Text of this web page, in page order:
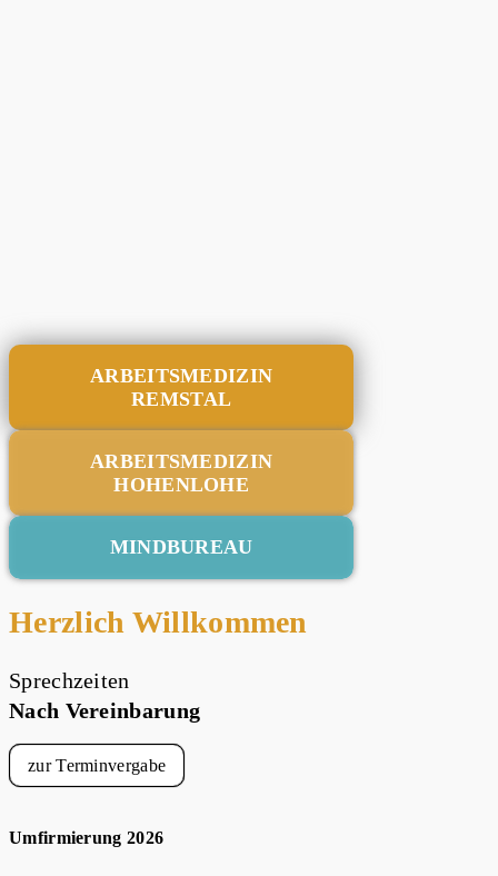
ARBEITSMEDIZIN
REMSTAL
ARBEITSMEDIZIN
HOHENLOHE
MINDBUREAU
Herzlich Willkommen
Sprechzeiten
Nach Vereinbarung
zur Terminvergabe
Umfirmierung 2026